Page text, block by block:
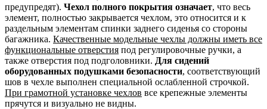
предупредят). Чехол полного покрытия означает, что весь
элемент, полностью закрывается чехлом, это относится и к
раздельным элементам спинки заднего сиденья со стороны
багажника. Качественные модельные чехлы должны иметь все
функциональные отверстия под регулировочные ручки, а
также отверстия под подголовники. Для сидений
оборудованных подушками безопасности, соответствующий
шов в чехле выполнен специальной ослабленной строчкой.
При грамотной установке чехлов все крепежные элементы
прячутся и визуально не видны.